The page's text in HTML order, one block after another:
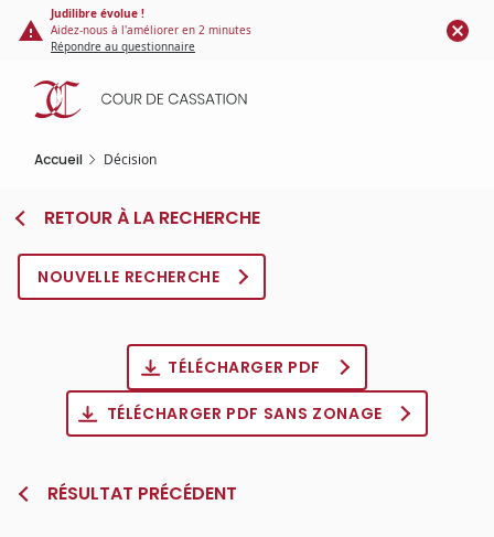
Panneau de gestion des cookies
contenu
principal
Judilibre évolue !
Aidez-nous à l'améliorer en 2 minutes
Répondre au questionnaire
Accueil Décision
RETOUR À LA RECHERCHE
NOUVELLE RECHERCHE
TÉLÉCHARGER PDF
TÉLÉCHARGER PDF SANS ZONAGE
RÉSULTAT PRÉCÉDENT